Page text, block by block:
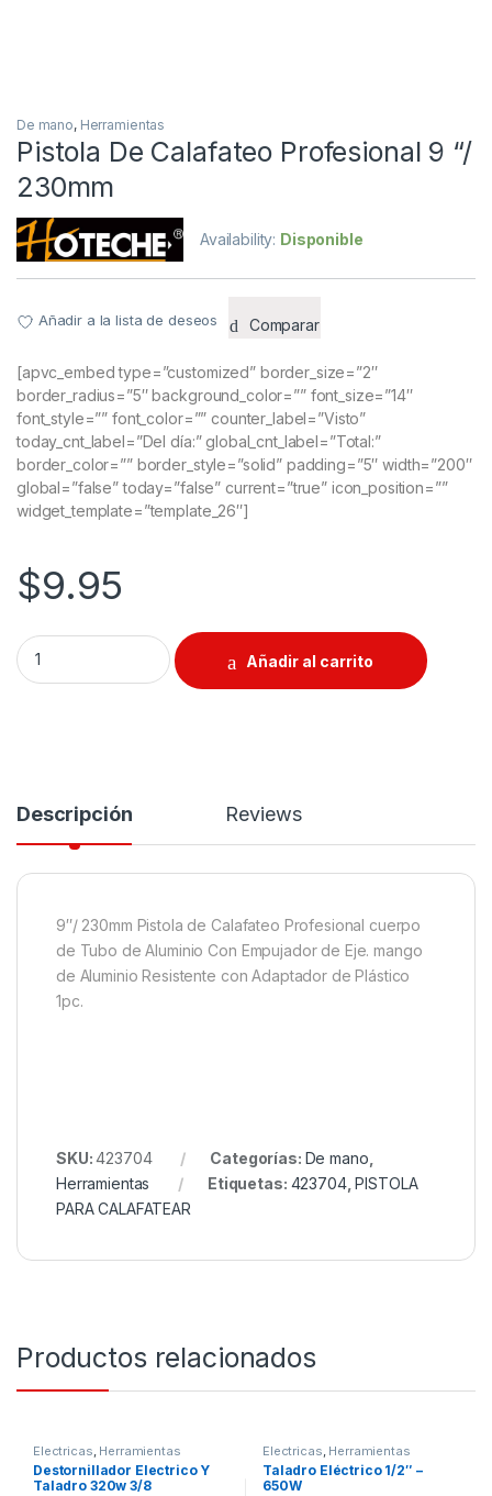
De mano, Herramientas
Pistola De Calafateo Profesional 9 “/
230mm
Availability: Disponible
Añadir a la lista de deseos Comparar
[apvc_embed type=”customized” border_size=”2″
border_radius=”5″ background_color=”” font_size=”14″
font_style=”” font_color=”” counter_label=”Visto”
today_cnt_label=”Del día:” global_cnt_label=”Total:”
border_color=”” border_style=”solid” padding=”5″ width=”200″
global=”false” today=”false” current=”true” icon_position=””
widget_template=”template_26″]
$9.95
Pistola De Calafateo Profesional 9 "/ 230mm quantity
Añadir al carrito
Descripción Reviews
9″/ 230mm Pistola de Calafateo Profesional cuerpo
de Tubo de Aluminio Con Empujador de Eje. mango
de Aluminio Resistente con Adaptador de Plástico
1pc.
SKU:423704 Categorías: De mano
Herramientas
Etiquetas: 423704,PISTOLA
PARA CALAFATEAR
Productos relacionados
Electricas Herramientas
Destornillador Electrico Y
Taladro 320w 3/8
Electricas Herramientas
Taladro Eléctrico 1/2″ –
650W